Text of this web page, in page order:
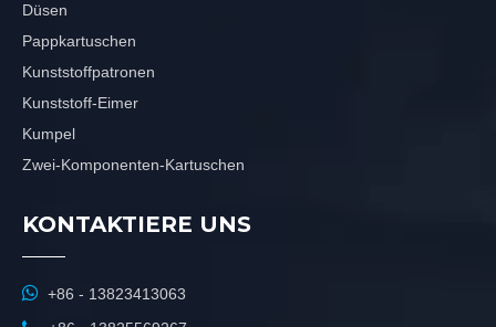
Düsen
Pappkartuschen
Kunststoffpatronen
Kunststoff-Eimer
Kumpel
Zwei-Komponenten-Kartuschen
KONTAKTIERE UNS
 +86 - 13823413063